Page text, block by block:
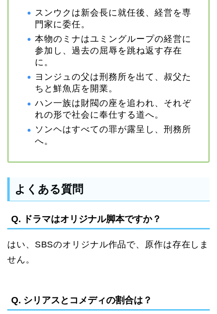
スンウクは新会長に就任後、経営を専
門家に委任。
本物のミナはユミングループの経営に
参加し、過去の屈辱を跳ね返す存在
に。
ヨンジュの父は刑務所を出て、叔父た
ちと鮮魚店を開業。
ハン一族は財閥の座を追われ、それぞ
れの形で社会に奉仕する道へ。
ソンヘはすべての罪が露呈し、刑務所
へ。
よくある質問
Q. ドラマはオリジナル脚本ですか？
はい、SBSのオリジナル作品で、原作は存在しま
せん。
Q. シリアスとコメディの割合は？